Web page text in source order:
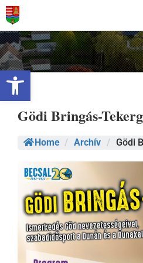
Eszköztár megnyitása
Kihagyás
Gödi Bringás-
Home / Archív / Gödi